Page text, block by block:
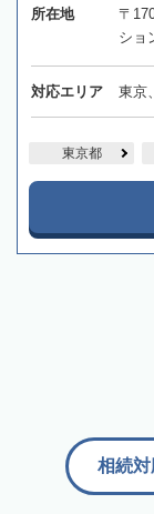
所在地
〒
ショ
対応エリア 東京
東京都
相続